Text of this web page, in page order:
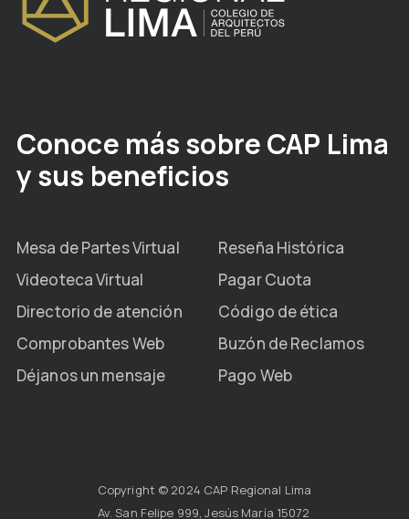
Conoce más sobre CAP Lima
y sus beneficios
Mesa de Partes Virtual
Reseña Histórica
Videoteca Virtual
Pagar Cuota
Directorio de atención
Código de ética
Comprobantes Web
Buzón de Reclamos
Déjanos un mensaje
Pago Web
Copyright © 2024 CAP Regional Lima
Av. San Felipe 999, Jesús María 15072